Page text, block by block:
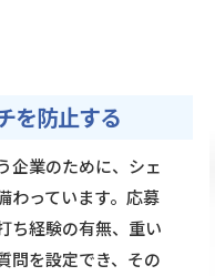
を防止する
企業のために、シェ
わっています。応募
ち経験の有無、重い
問を設定でき、その